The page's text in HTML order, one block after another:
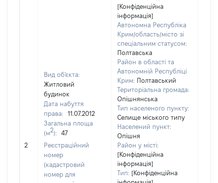
2
Вид об'єкта:
Житловий
будинок
Дата набуття
права:
11.07.2012
Загальна площа
(м2):
47
Реєстраційний
номер
(кадастровий
номер для
[Конфіденційна
інформація]
Автономна Республіка
Крим/область/місто зі
спеціальним статусом:
Полтавська
Район в області та
Автономній Республіці
Крим: Полтавський
Територіальна громада:
Опішнянська
Тип населеного пункту:
Селище міського типу
Населений пункт:
Опішня
Район у місті:
[Конфіденційна
інформація]
Тип: [Конфіденційна